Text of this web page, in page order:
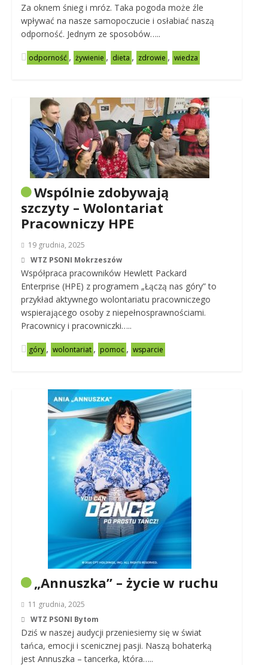
Za oknem śnieg i mróz. Taka pogoda może źle
wpływać na nasze samopoczucie i osłabiać naszą
odporność. Jednym ze sposobów…..
odporność , żywienie , dieta , zdrowie , wiedza
Wspólnie zdobywają
szczyty – Wolontariat
Pracowniczy HPE
19 grudnia, 2025
WTZ PSONI Mokrzeszów
Współpraca pracowników Hewlett Packard
Enterprise (HPE) z programem „Łączą nas góry” to
przykład aktywnego wolontariatu pracowniczego
wspierającego osoby z niepełnosprawnościami.
Pracownicy i pracowniczki…..
góry , wolontariat , pomoc , wsparcie
„Annuszka” – życie w ruchu
11 grudnia, 2025
WTZ PSONI Bytom
Dziś w naszej audycji przeniesiemy się w świat
tańca, emocji i scenicznej pasji. Naszą bohaterką
jest Annuszka – tancerka, która…..